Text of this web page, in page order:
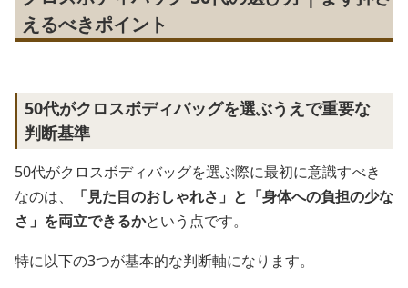
えるべきポイント
50代がクロスボディバッグを選ぶうえで重要な
判断基準
50代がクロスボディバッグを選ぶ際に最初に意識すべき
なのは、
「見た目のおしゃれさ」と「身体への負担の少な
さ」を両立できるかという点です。
特に以下の3つが基本的な判断軸になります。